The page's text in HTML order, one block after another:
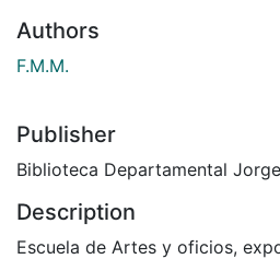
Authors
F.M.M.
Publisher
Biblioteca Departamental
Description
Escuela de Artes y oficios,